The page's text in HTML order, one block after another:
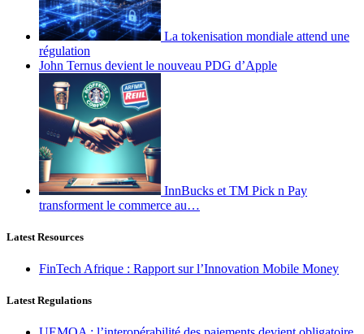
La tokenisation mondiale attend une
régulation
John Ternus devient le nouveau PDG d’Apple
InnBucks et TM Pick n Pay
transforment le commerce au…
Latest Resources
FinTech Afrique : Rapport sur l’Innovation Mobile Money
Latest Regulations